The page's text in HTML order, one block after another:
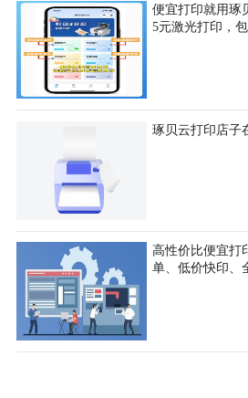
便宜打印就用琢
5元激光打印，
琢贝云打印店子
高性价比便宜打
单、低价快印、